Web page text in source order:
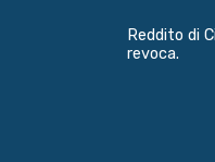
Reddito di
revoca.